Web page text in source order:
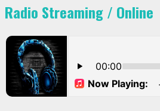
Radio Streaming / Online